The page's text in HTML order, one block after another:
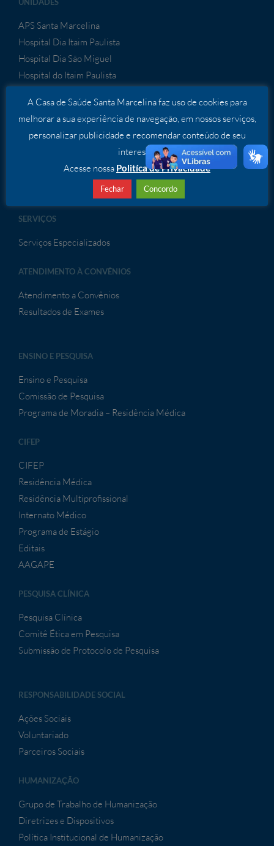
APS Santa Marcelina
Hospital Dia Itaim Paulista
Hospital Dia São Miguel
Hospital do Itaim Paulista
Hospital Cidade Tiradentes
Hospital São Bernardo
Hospital de Porto Velho
Hospital Geral de Guaianases
SERVIÇOS
Serviços Especializados
ATENDIMENTO À CONVÊNIOS
Atendimento a Convênios
Resultados de Exames
ENSINO E PESQUISA
Ensino e Pesquisa
Comissão de Pesquisa
Programa de Moradia – Residência Médica
CIFEP
CIFEP
Residência Médica
Residência Multiprofissional
Internato Médico
Programa de Estágio
Editais
AAGAPE
PESQUISA CLÍNICA
Pesquisa Clínica
Comitê Ética em Pesquisa
Submissão de Protocolo de Pesquisa
RESPONSABILIDADE SOCIAL
Ações Sociais
Voluntariado
Parceiros Sociais
HUMANIZAÇÃO
Grupo de Trabalho de Humanização
Diretrizes e Dispositivos
Política Institucional de Humanização
A Casa de Saúde Santa Marcelina faz uso de cookies para
melhorar a sua experiência de navegação, em nossos serviços,
personalizar publicidade e recomendar conteúdo de seu
interesse.
Acesse nossa Politíca de Privacidade
Fechar Concordo